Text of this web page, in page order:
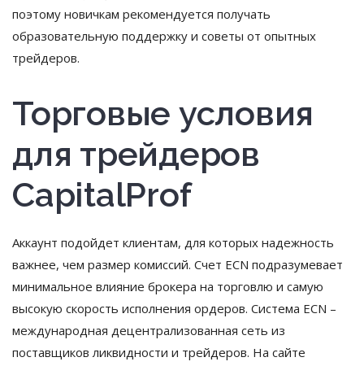
поэтому новичкам рекомендуется получать
образовательную поддержку и советы от опытных
трейдеров.
Торговые условия
для трейдеров
CapitalProf
Аккаунт подойдет клиентам, для которых надежность
важнее, чем размер комиссий. Счет ECN подразумевает
минимальное влияние брокера на торговлю и самую
высокую скорость исполнения ордеров. Система ECN –
международная децентрализованная сеть из
поставщиков ликвидности и трейдеров. На сайте